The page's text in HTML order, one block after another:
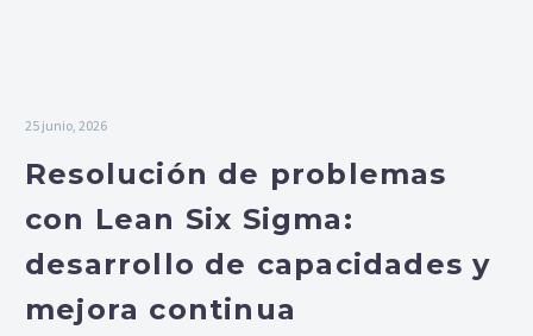
25 junio, 2026
Resolución de problemas
con Lean Six Sigma:
desarrollo de capacidades y
mejora continua